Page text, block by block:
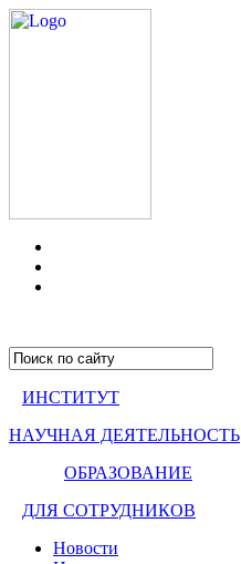
ИНСТИТУТ
НАУЧНАЯ ДЕЯТЕЛЬНОСТЬ
ОБРАЗОВАНИЕ
ДЛЯ СОТРУДНИКОВ
Новости